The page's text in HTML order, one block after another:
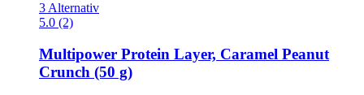
3 Alternativ
5.0 (2)
Multipower Protein Layer, Caramel Peanut
Crunch (50 g)